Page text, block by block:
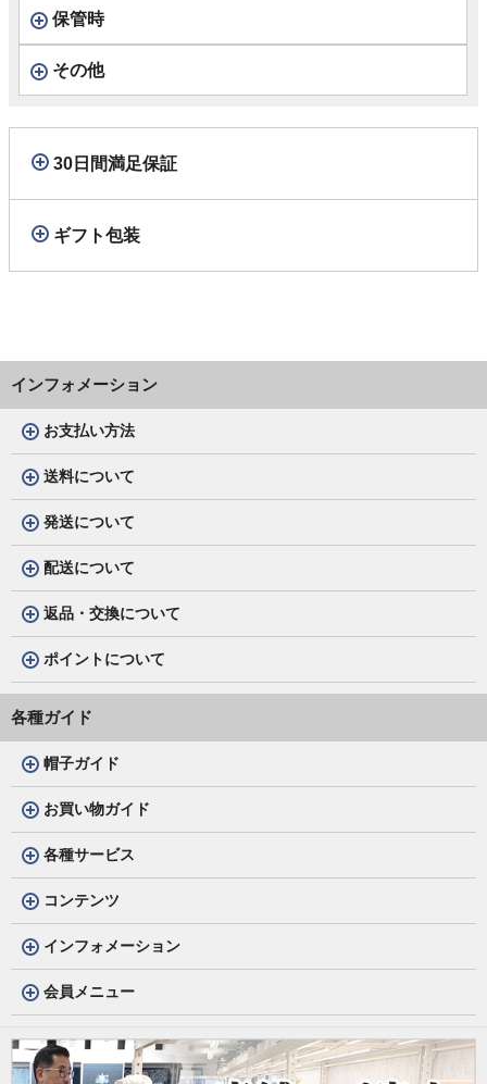
保管時
その他
30日間満足保証
ギフト包装
インフォメーション
お支払い方法
送料について
発送について
配送について
返品・交換について
ポイントについて
各種ガイド
帽子ガイド
お買い物ガイド
各種サービス
コンテンツ
インフォメーション
会員メニュー